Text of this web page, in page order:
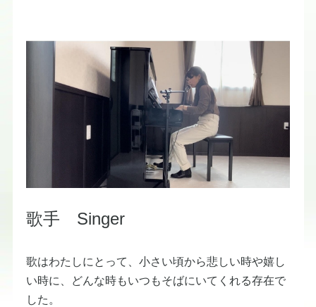
​歌手 Singer​
​歌はわたしにとって、小さい頃から悲しい時や嬉し
い時に、どんな時もいつもそばにいてくれる存在で
した。